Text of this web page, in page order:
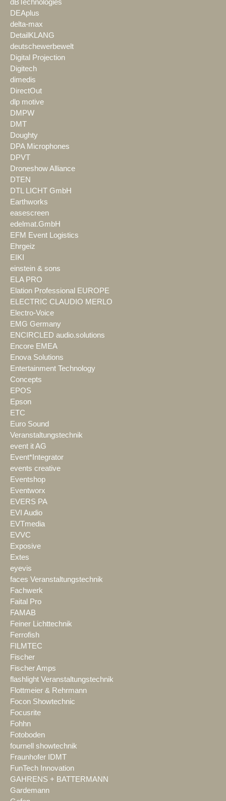
dBTechnologies
DEAplus
delta-max
DetailKLANG
deutschewerbewelt
Digital Projection
Digitech
dimedis
DirectOut
dlp motive
DMPW
DMT
Doughty
DPA Microphones
DPVT
Droneshow Alliance
DTEN
DTL LICHT GmbH
Earthworks
easescreen
edelmat.GmbH
EFM Event Logistics
Ehrgeiz
EIKI
einstein & sons
ELA PRO
Elation Professional EUROPE
ELECTRIC CLAUDIO MERLO
Electro-Voice
EMG Germany
ENCIRCLED audio.solutions
Encore EMEA
Enova Solutions
Entertainment Technology
Concepts
EPOS
Epson
ETC
Euro Sound
Veranstaltungstechnik
event it AG
Event*Integrator
events creative
Eventshop
Eventworx
EVERS PA
EVI Audio
EVTmedia
EVVC
Exposive
Extes
eyevis
faces Veranstaltungstechnik
Fachwerk
Faital Pro
FAMAB
Feiner Lichttechnik
Ferrofish
FILMTEC
Fischer
Fischer Amps
flashlight Veranstaltungstechnik
Flottmeier & Rehrmann
Focon Showtechnic
Focusrite
Fohhn
Fotoboden
fournell showtechnik
Fraunhofer IDMT
FunTech Innovation
GAHRENS + BATTERMANN
Gardemann